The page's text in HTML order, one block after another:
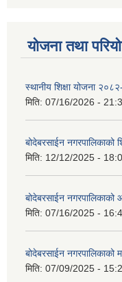
योजना तथा
स्थानीय शिक्षा योजना
मिति: 07/16/2026 -
बोदेबरसाईन नगरपालिकाको
मिति: 12/12/2025 -
बोदेबरसाईन
मिति: 07/16/2025 -
बोदेबरसाईन नगरपालिकाको
मिति: 07/09/2025 -